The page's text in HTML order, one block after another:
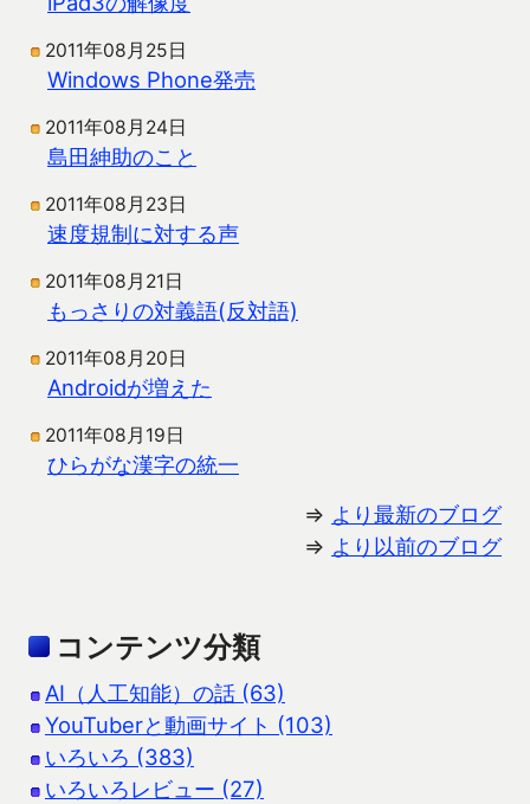
2011年08月25日
Windows Phone発売
2011年08月24日
島田紳助のこと
2011年08月23日
速度規制に対する声
2011年08月21日
もっさりの対義語(反対語)
2011年08月20日
Androidが増えた
2011年08月19日
ひらがな漢字の統一
⇒ より最新のブログ
⇒ より以前のブログ
コンテンツ分類
AI（人工知能）の話 (63)
YouTuberと動画サイト (103)
いろいろ (383)
いろいろレビュー (27)